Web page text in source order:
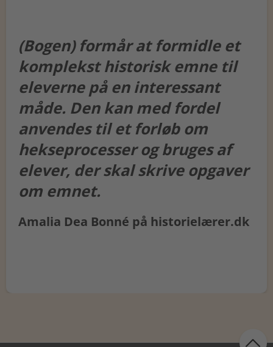
(Bogen) formår at formidle et
komplekst historisk emne til
eleverne på en interessant
måde. Den kan med fordel
anvendes til et forløb om
hekseprocesser og bruges af
elever, der skal skrive opgaver
om emnet.
Amalia Dea Bonné på historielærer.dk